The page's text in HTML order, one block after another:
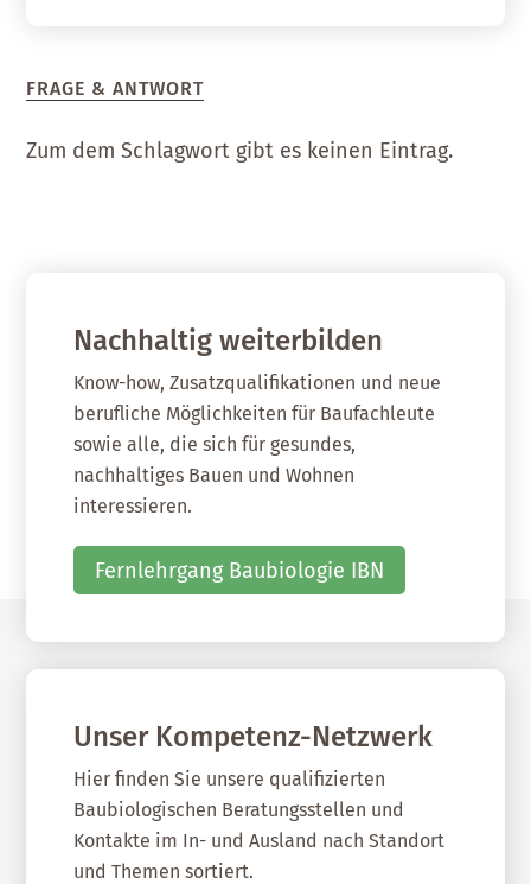
FRAGE & ANTWORT
Zum dem Schlagwort gibt es keinen Eintrag.
Nachhaltig weiterbilden
Know-how, Zusatzqualifikationen und neue
berufliche Möglichkeiten für Baufachleute
sowie alle, die sich für gesundes,
nachhaltiges Bauen und Wohnen
interessieren.
Fernlehrgang Baubiologie IBN
Unser Kompetenz-Netzwerk
Hier finden Sie unsere qualifizierten
Baubiologischen Beratungsstellen und
Kontakte im In- und Ausland nach Standort
und Themen sortiert.